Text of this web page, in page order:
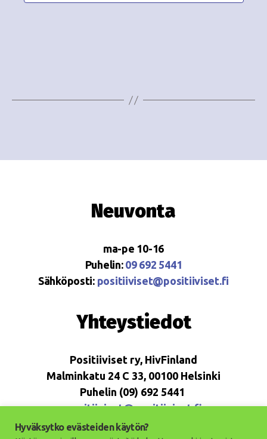
Neuvonta
ma-pe 10-16
Puhelin: 09 692 5441
Sähköposti: positiiviset@positiiviset.fi
Yhteystiedot
Positiiviset ry, HivFinland
Malminkatu 24 C 33, 00100 Helsinki
Puhelin (09) 692 5441
positiiviset@positiiviset.fi
Hyväksytko evästeiden käytön?